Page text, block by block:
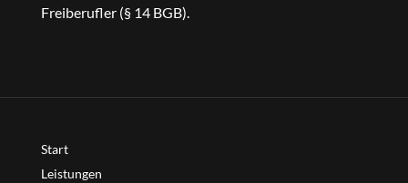
Freiberufler (§ 14 BGB).
Start
Leistungen